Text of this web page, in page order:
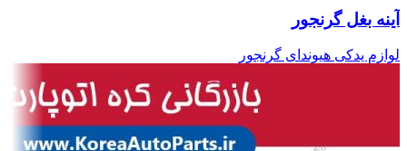
آینه بغل گرنجور
لوازم یدکی هیوندای گرنجور